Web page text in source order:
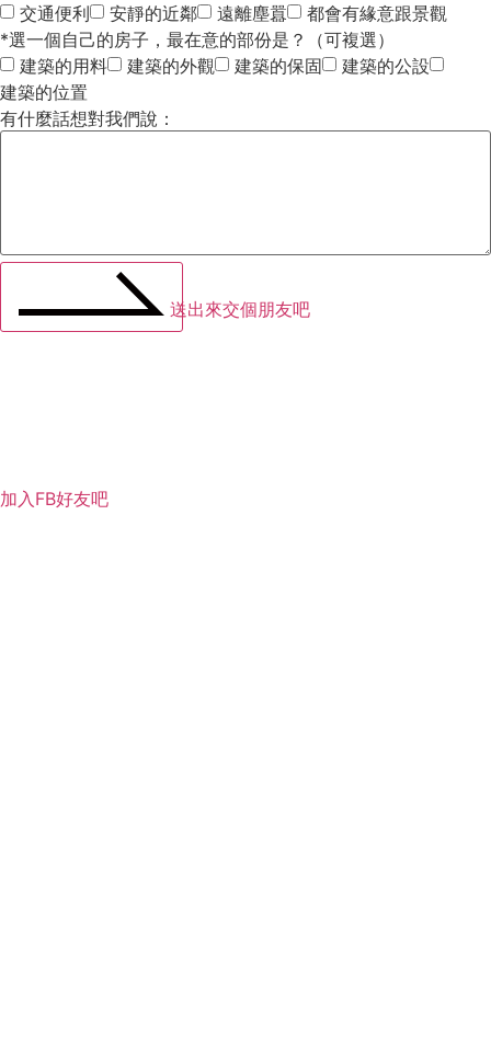
交通便利
安靜的近鄰 遠離塵囂
都會有緣意跟景觀
*選一個自己的房子，最在意的部份是？（可複選）
建築的用料
建築的外觀 建築的保固
建築的公設
建築的位置
有什麼話想對我們說：
送出來交個朋友吧
加入FB好友吧